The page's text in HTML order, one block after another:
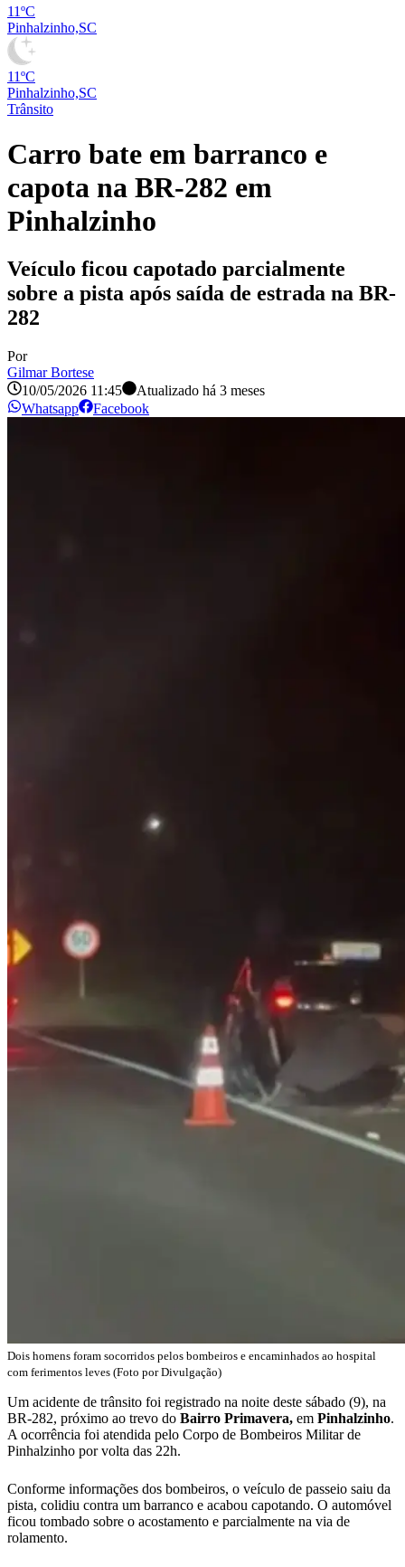
11ºC
Pinhalzinho,SC
11ºC
Pinhalzinho,SC
Trânsito
Carro bate em barranco e
capota na BR-282 em
Pinhalzinho
Veículo ficou capotado parcialmente
sobre a pista após saída de estrada na BR-
282
Por
Gilmar Bortese
10/05/2026 11:45
Atualizado há 3 meses
Whatsapp
Facebook
Dois homens foram socorridos pelos bombeiros e encaminhados ao hospital
com ferimentos leves (Foto por Divulgação)
Um acidente de trânsito foi registrado na noite deste sábado (9), na
BR-282, próximo ao trevo do Bairro Primavera, em Pinhalzinho.
A ocorrência foi atendida pelo Corpo de Bombeiros Militar de
Pinhalzinho por volta das 22h.
Conforme informações dos bombeiros, o veículo de passeio saiu da
pista, colidiu contra um barranco e acabou capotando. O automóvel
ficou tombado sobre o acostamento e parcialmente na via de
rolamento.